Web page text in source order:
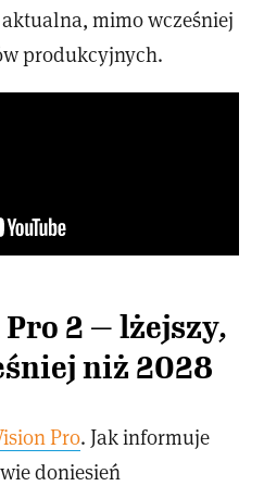
mimo wcześniej
produkcyjnych.
2 — lżejszy,
niż 2028
Pro. Jak informuje
doniesień